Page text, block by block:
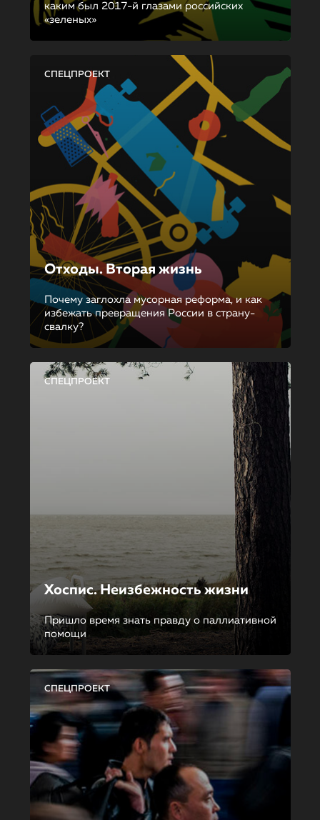
каким был 2017-й глазами российских
«зеленых»
СПЕЦПРОЕКТ
Отходы. Вторая жизнь
Почему заглохла мусорная реформа, и как
избежать превращения России в страну-
свалку?
СПЕЦПРОЕКТ
Хоспис. Неизбежность жизни
Пришло время знать правду о паллиативной
помощи
СПЕЦПРОЕКТ